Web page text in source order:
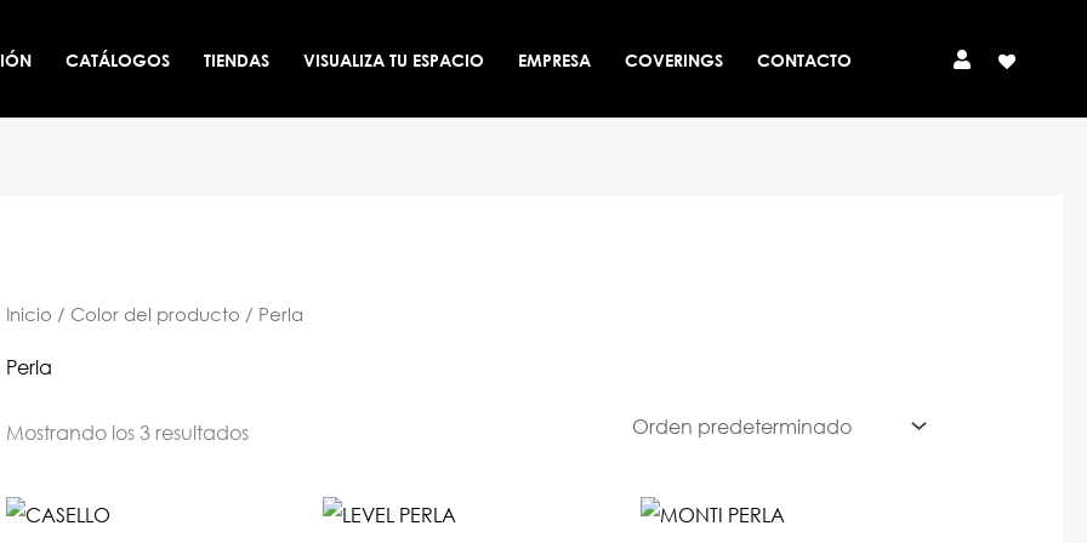
CATÁLOGOS TIENDAS VISUALIZA TU ESPACIO EMPRESA COVERINGS CONTACTO
Inicio / Color del producto / Perla
Perla
Mostrando los 3 resultados